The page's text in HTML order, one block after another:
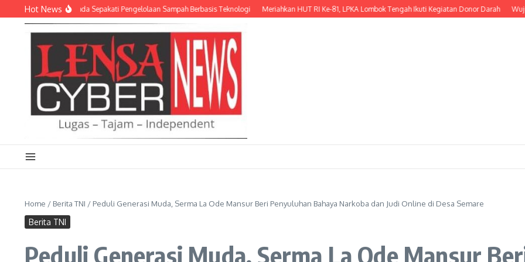
Lewati ke konten
Hot News
Empat Pemda Sepakati Pengelolaan Sampah Berbasis Teknologi Meriahkan HUT RI Ke-81, LPKA Lombok Tengah Ikuti Kegiatan Donor Darah Wujud
Home / Berita TNI / Peduli Generasi Muda, Serma La Ode Mansur Beri Penyuluhan Bahaya Narkoba dan Judi Online di Desa Semare
Berita TNI
Peduli Generasi Muda, Serma La Ode Mansur